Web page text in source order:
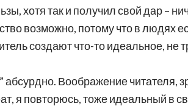
хотя так и получил свой дар –
возможно, потому что в людях
создают что-то идеальное,
Воображение читателя,
я повторюсь, тоже идеальный в